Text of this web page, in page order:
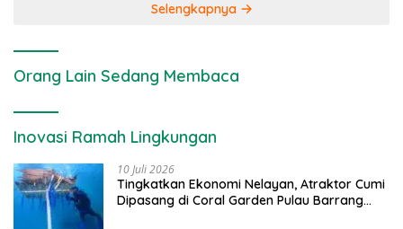
Selengkapnya
Orang Lain Sedang Membaca
Inovasi Ramah Lingkungan
10 Juli 2026
Tingkatkan Ekonomi Nelayan, Atraktor Cumi
Dipasang di Coral Garden Pulau Barrang